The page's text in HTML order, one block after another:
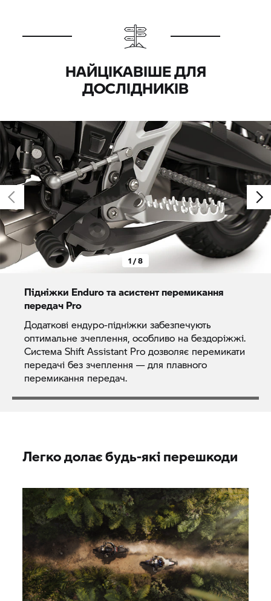
НАЙЦІКАВІШЕ ДЛЯ
ДОСЛІДНИКІВ
1 / 8
Підніжки Enduro та асистент перемикання
передач Pro
Додаткові ендуро-підніжки забезпечують
оптимальне зчеплення, особливо на бездоріжжі.
Система Shift Assistant Pro дозволяє перемикати
передачі без зчеплення — для плавного
перемикання передач.
Легко долає будь-які перешкоди